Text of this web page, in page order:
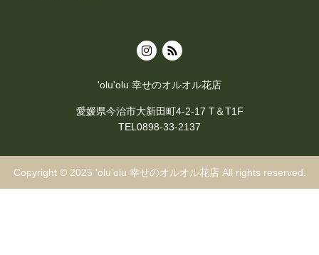
'olu'olu 幸せのオルオル花店
愛媛県今治市大新田町4-2-17 T＆T1F
TEL0898-33-2137
Copyright © 2025 'olu'olu 幸せのオルオル花店 All rights reserved.